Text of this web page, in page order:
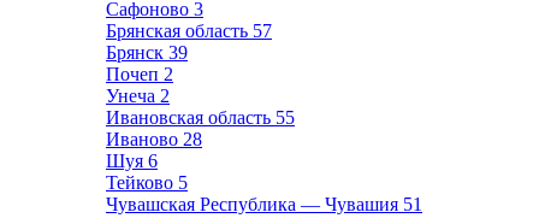
Сафоново 3
Брянская область 57
Брянск 39
Почеп 2
Унеча 2
Ивановская область 55
Иваново 28
Шуя 6
Тейково 5
Чувашская Республика — Чувашия 51